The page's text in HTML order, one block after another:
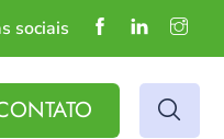
sociais